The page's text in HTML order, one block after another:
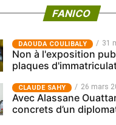
FANICO
‎DAOUDA COULIBALY 31
Non à l'exposition
plaques
CLAUDE SAHY 26 mars
Avec Alassane
concrets d’un